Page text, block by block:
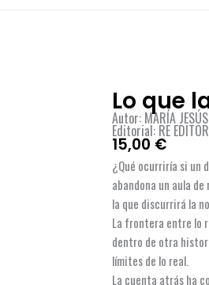
Lo que
Autor: MARÍA
Editorial: RE
15,00 €
¿Qué ocurriría si un
abandona un aula
la que discurrirá la
La frontera entre lo
dentro de otra
límites de lo real.
La cuenta atrás ha